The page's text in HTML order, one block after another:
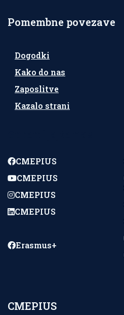
Pomembne povezave
Dogodki
Kako do nas
Zaposlitve
Kazalo strani
CMEPIUS
CMEPIUS
CMEPIUS
CMEPIUS
Erasmus+
CMEPIUS